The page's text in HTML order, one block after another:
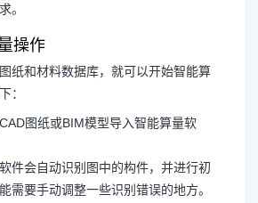
。
操作
纸和材料数据库，就可以开始智能算
：
图纸或BIM模型导入智能算量软
件会自动识别图中的构件，并进行初
需要手动调整一些识别错误的地方。